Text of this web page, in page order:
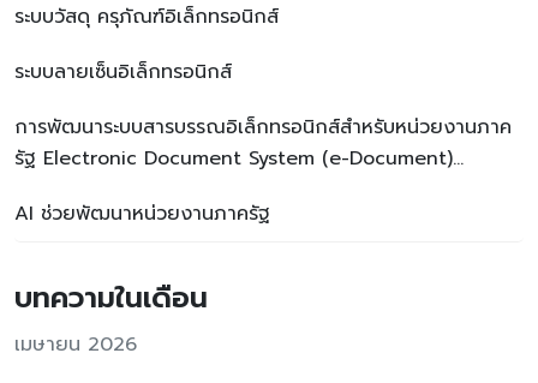
ระบบวัสดุ ครุภัณฑ์อิเล็กทรอนิกส์
ระบบลายเซ็นอิเล็กทรอนิกส์
การพัฒนาระบบสารบรรณอิเล็กทรอนิกส์สำหรับหน่วยงานภาค
รัฐ Electronic Document System (e-Document)
AI ช่วยพัฒนาหน่วยงานภาครัฐ
บทความในเดือน
เมษายน 2026